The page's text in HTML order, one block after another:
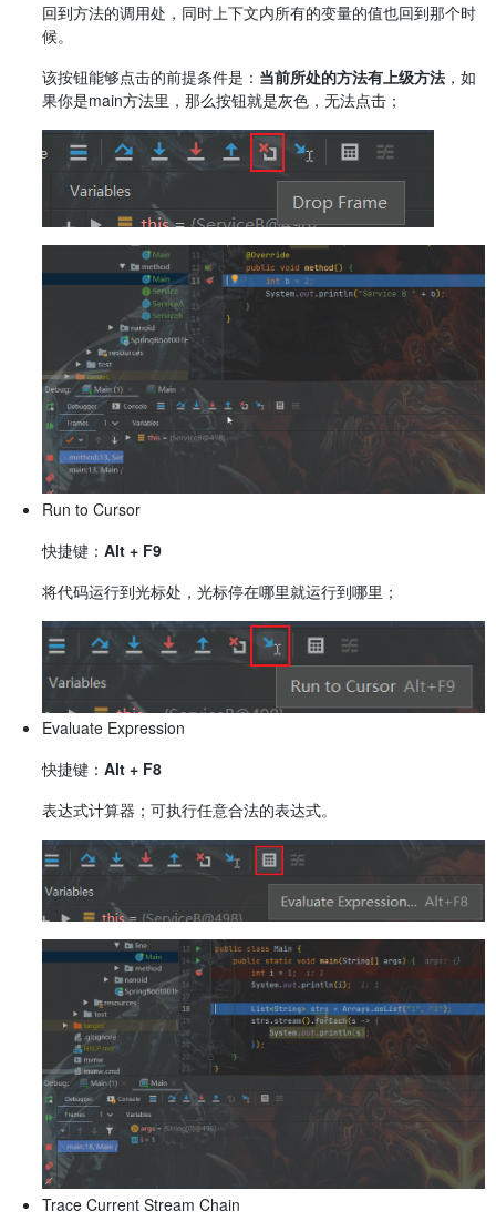
回到方法的调用处，同时上下文内所有的变量的值也回到那个时
候。
该按钮能够点击的前提条件是： 当前所处的方法有上级方法 ，如
果你是main方法里，那么按钮就是灰色，无法点击；
Run to Cursor
快捷键： Alt + F9
将代码运行到光标处，光标停在哪里就运行到哪里；
Evaluate Expression
快捷键： Alt + F8
表达式计算器；可执行任意合法的表达式。
Trace Current Stream Chain